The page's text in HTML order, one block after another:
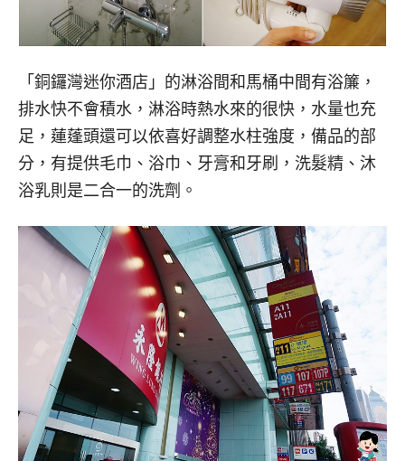
「銅鑼灣迷你酒店」的淋浴間和馬桶中間有浴簾，
排水快不會積水，淋浴時熱水來的很快，水量也充
足，蓮蓬頭還可以依喜好調整水柱強度，備品的部
分，有提供毛巾、浴巾、牙膏和牙刷，洗髮精、沐
浴乳則是二合一的洗劑。